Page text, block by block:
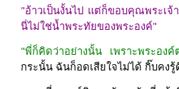
"อ้าวเป็นงั้นไป แต่ก็ขอบคุณพระเจ้
นี่ไม่ใช่น้ำพระทัยของพระองค์"
"พี่ก็คิดว่าอย่างนั้น เพราะพระองค์
กระนั้น ฉันก็อดเสียใจไม่ได้ กิ๊บคง